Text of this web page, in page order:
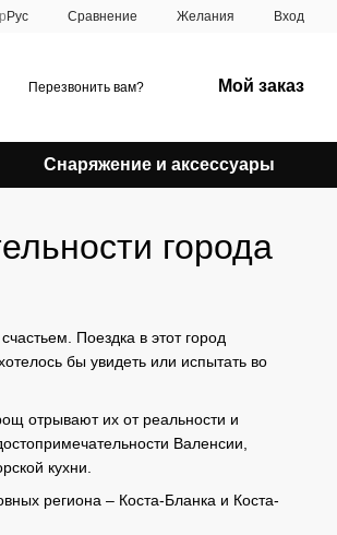
Рус Сравнение Желания Вход
Перезвонить вам? Мой заказ
Снаряжение и аксессуары
города
Поездка в этот город
бы увидеть или испытать во
отрывают их от реальности и
Валенсии,
кухни.
региона – Коста-Бланка и Коста-